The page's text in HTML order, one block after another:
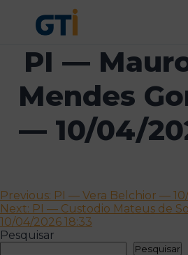
PI —
Mendes
— 10/04/
Navegação
de
artigos
Previous: PI — Vera Belchior —
Next: PI — Custodio Mateus de
10/04/2026 18:33
Pesquisar
Pesquisar